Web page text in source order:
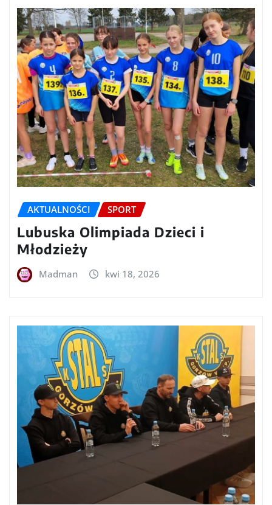
AKTUALNOŚCI SPORT
Lubuska Olimpiada Dzieci i
Młodzieży
Madman kwi 18, 2026